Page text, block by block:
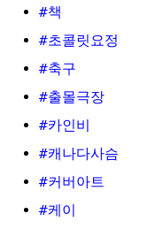
#책
#초콜릿요정
#축구
#출몰극장
#카인비
#캐나다사슴
#커버아트
#케이